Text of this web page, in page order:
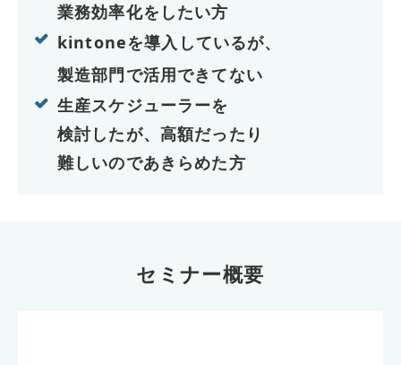
業務効率化をしたい方
kintoneを導入しているが、
製造部門で活用できてない
生産スケジューラーを
検討したが、高額だったり
難しいのであきらめた方
セミナー概要